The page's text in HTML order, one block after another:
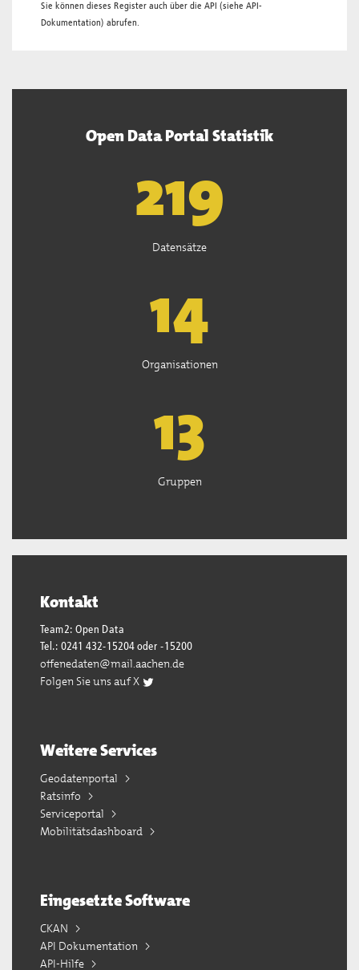
Sie können dieses Register auch über die API (siehe API-
Dokumentation) abrufen.
Open Data Portal Statistik
220
Datensätze
15
Organisationen
13
Gruppen
Kontakt
Team2: Open Data
Tel.: 0241 432-15204 oder -15200
offenedaten@mail.aachen.de
Folgen Sie uns auf X
Weitere Services
Geodatenportal
Ratsinfo
Serviceportal
Mobilitätsdashboard
Eingesetzte Software
CKAN
API Dokumentation
API-Hilfe